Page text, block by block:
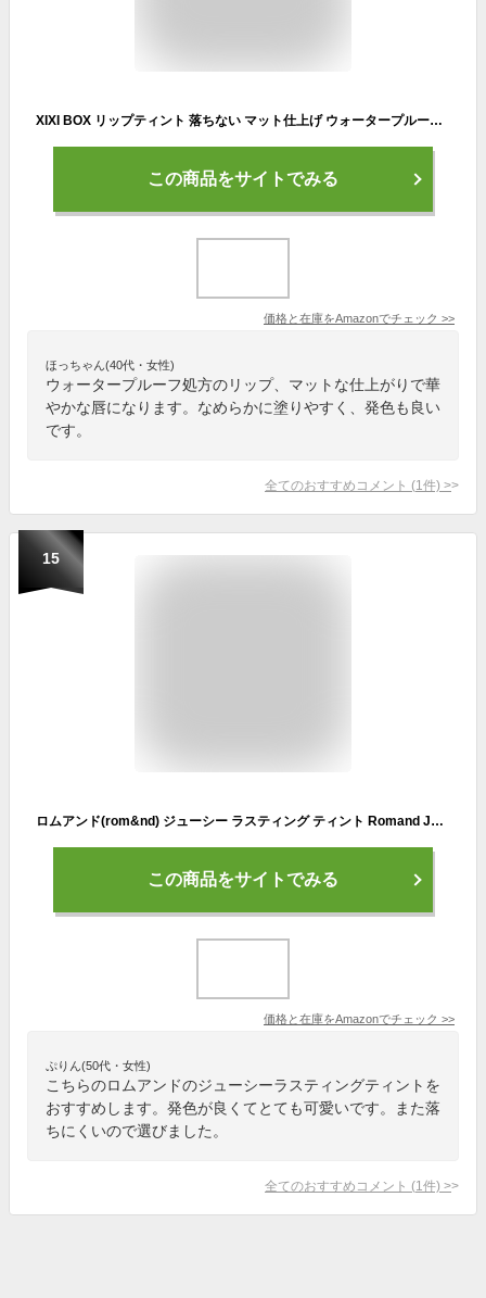
XIXI BOX リップティント 落ちない マット仕上げ ウォータープルーフ 汗にも強い オレンジ ピンク色 5色セット #1ライトピンク
この商品をサイトでみる
価格と在庫をAmazonでチェック >>
ほっちゃん(40代・女性)
ウォータープルーフ処方のリップ、マットな仕上がりで華
やかな唇になります。なめらかに塗りやすく、発色も良い
です。
全てのおすすめコメント (1 件) >
15
ロムアンド(rom&nd) ジューシー ラスティング ティント Romand Juicy Lasting Tint #06 FIGFIG[韓国コスメ並行輸入品]
この商品をサイトでみる
価格と在庫をAmazonでチェック >>
ぷりん(50代・女性)
こちらのロムアンドのジューシーラスティングティントを
おすすめします。発色が良くてとても可愛いです。また落
ちにくいので選びました。
全てのおすすめコメント (1 件) >